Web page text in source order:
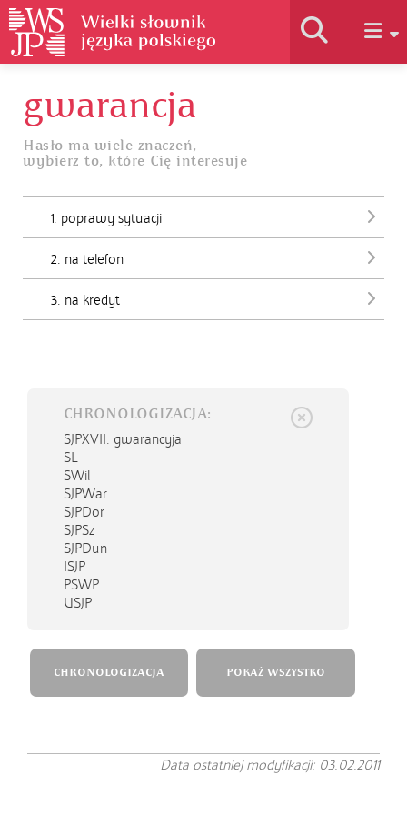
Historia słownika
Jak korzystać
Podstawy naukowe
gwarancja
Hasło ma wiele znaczeń,
wybierz to, które Cię interesuje
1. poprawy sytuacji
2. na telefon
3. na kredyt
CHRONOLOGIZACJA:
SJPXVII: gwarancyja
SL
SWil
SJPWar
SJPDor
SJPSz
SJPDun
ISJP
PSWP
USJP
CHRONOLOGIZACJA POKAŻ WSZYSTKO
Data ostatniej modyfikacji: 03.02.2011